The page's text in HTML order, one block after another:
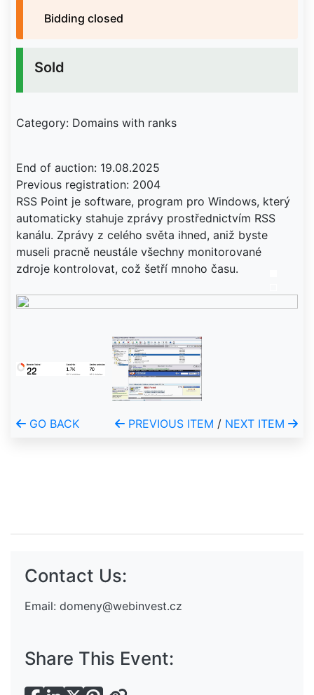
Bidding closed
Sold
Category: Domains with ranks
End of auction: 19.08.2025
Previous registration: 2004
RSS Point je software, program pro Windows, který
automaticky stahuje zprávy prostřednictvím RSS
kanálu. Zprávy z celého světa ihned, aniž byste
museli pracně neustále všechny monitorované
zdroje kontrolovat, což šetří mnoho času.
GO BACK PREVIOUS ITEM / NEXT ITEM
Contact Us:
Email: domeny@webinvest.cz
Share This Event: